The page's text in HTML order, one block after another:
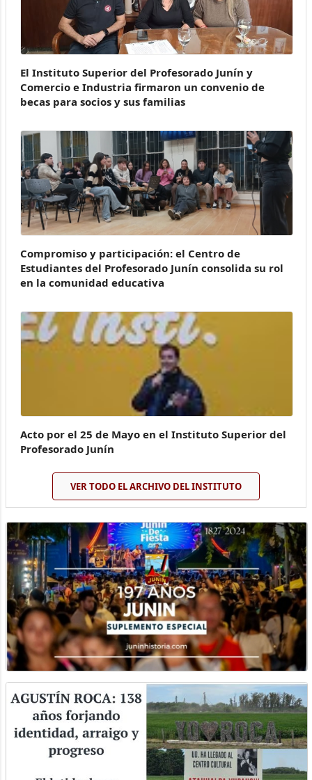
El Instituto Superior del Profesorado Junín y
Comercio e Industria firmaron un convenio de
becas para socios y sus familias
Compromiso y participación: el Centro de
Estudiantes del Profesorado Junín consolida su rol
en la comunidad educativa
Acto por el 25 de Mayo en el Instituto Superior del
Profesorado Junín
VER TODO EL ARCHIVO DEL INSTITUTO